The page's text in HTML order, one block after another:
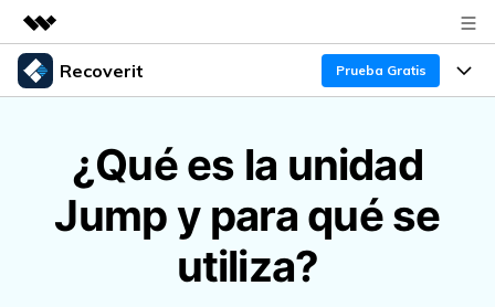
Productos destacados
Resumen
Soluciones
Quiénes somos
Sala de prensa
Recoverit Prueba Gratis
Recoverit para Windows
Líder en recuperación para Windows
Pruébalo Gratis
Funciones
Recuperar de Unidades
Recuperar Medios Borrados
Recursos
¿Qué es la unidad
Jump y para qué se
utiliza?